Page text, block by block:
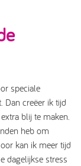
speciale
Dan creëer ik tijd
blij te maken.
heb om
kan ik meer tijd
dagelijkse stress